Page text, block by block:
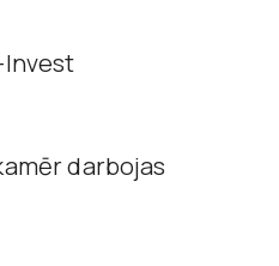
Invest
darbojas